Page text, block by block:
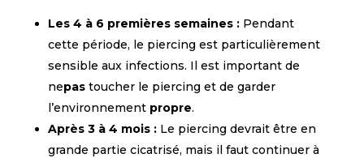
Les 4 à 6 premières semaines :Pendant
cette période, le piercing est particulièrement
sensible aux infections. Il est important de
nepas toucherle piercing et de garder
l’environnement propre.
Après 3 à 4 mois :Le piercing devrait être en
grande partie cicatrisé, mais il faut continuer à